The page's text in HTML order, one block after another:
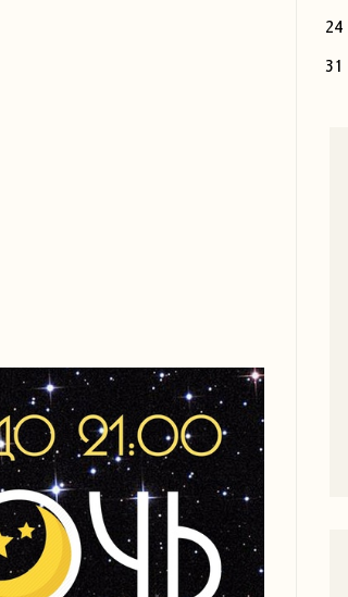
24
31